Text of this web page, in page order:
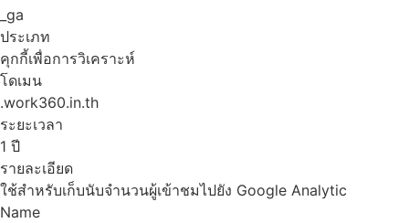
_ga
ประเภท
คุกกี้เพื่อการวิเคราะห์
โดเมน
.work360.in.th
ระยะเวลา
1 ปี
รายละเอียด
ใช้สำหรับเก็บนับจำนวนผู้เข้าชมไปยัง Google Analytic
Name